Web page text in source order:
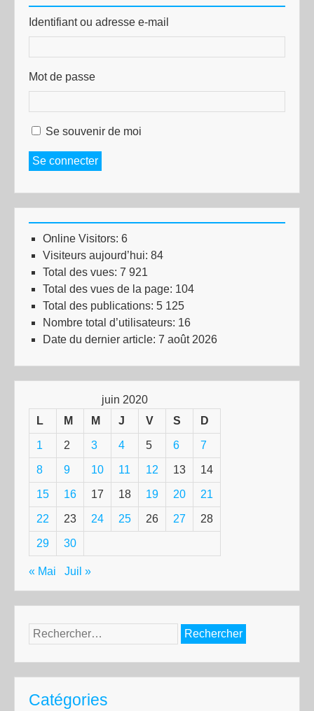
Identifiant ou adresse e-mail
Mot de passe
Se souvenir de moi
Se connecter
Online Visitors: 6
Visiteurs aujourd’hui: 84
Total des vues: 7 921
Total des vues de la page: 104
Total des publications: 5 125
Nombre total d’utilisateurs: 16
Date du dernier article: 7 août 2026
juin 2020
L
M M J V S D
1 2 3 4 5 6 7
8 9 10 11 12 13 14
15 16 17 18 19 20 21
22 23 24 25 26 27 28
29 30
« Mai Juil »
Rechercher :
Catégories